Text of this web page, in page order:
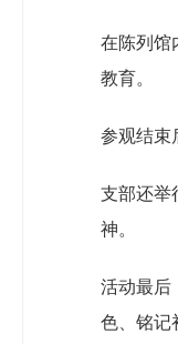
在陈列馆
教育。
参观结束
支部还举
神。
活动最后
色、铭记